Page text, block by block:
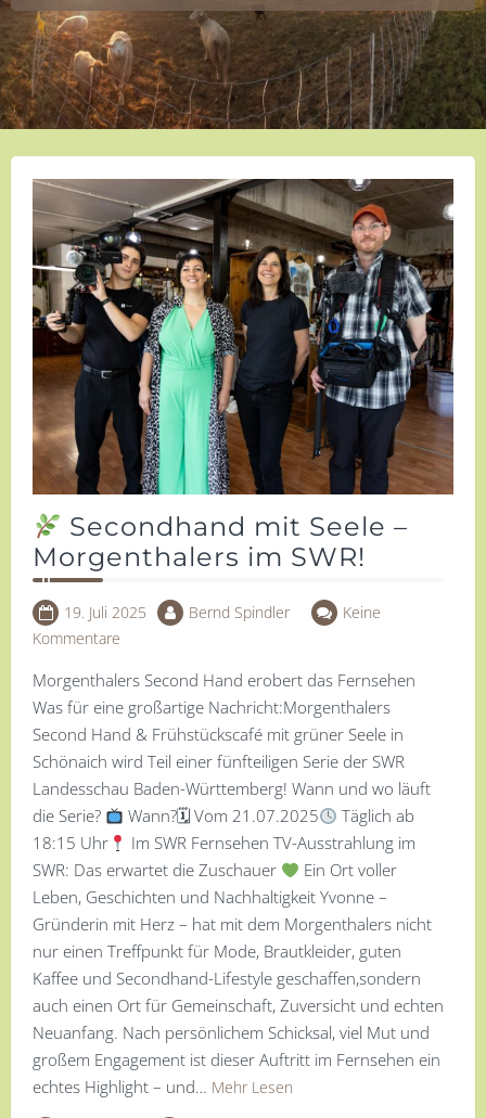
Secondhand mit Seele –
Morgenthalers im SWR!
19. Juli 2025 Bernd Spindler
Keine
Kommentare
Morgenthalers Second Hand erobert das Fernsehen
Was für eine großartige Nachricht:Morgenthalers
Second Hand & Frühstückscafé mit grüner Seele in
Schönaich wird Teil einer fünfteiligen Serie der SWR
Landesschau Baden-Württemberg! Wann und wo läuft
die Serie?
Wann?🗓 Vom 21.07.2025
Täglich ab
18:15 Uhr
Im SWR Fernsehen TV-Ausstrahlung im
SWR: Das erwartet die Zuschauer
Ein Ort voller
Leben, Geschichten und Nachhaltigkeit Yvonne –
Gründerin mit Herz – hat mit dem Morgenthalers nicht
nur einen Treffpunkt für Mode, Brautkleider, guten
Kaffee und Secondhand-Lifestyle geschaffen,sondern
auch einen Ort für Gemeinschaft, Zuversicht und echten
Neuanfang. Nach persönlichem Schicksal, viel Mut und
großem Engagement ist dieser Auftritt im Fernsehen ein
echtes Highlight – und… Mehr Lesen